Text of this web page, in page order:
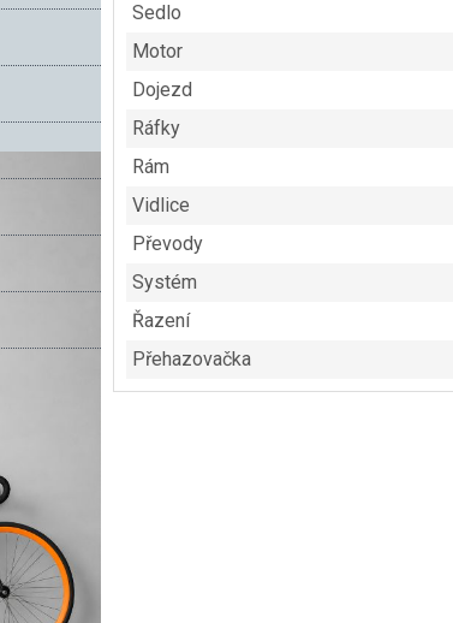
Sedlo
Motor
Dojezd
Ráfky
Rám
Vidlice
Převody
Systém
Řazení
Přehazovačka